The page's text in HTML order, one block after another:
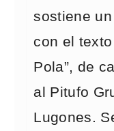
sostiene
con el
Pola”, de
al Pitufo
Lugones.